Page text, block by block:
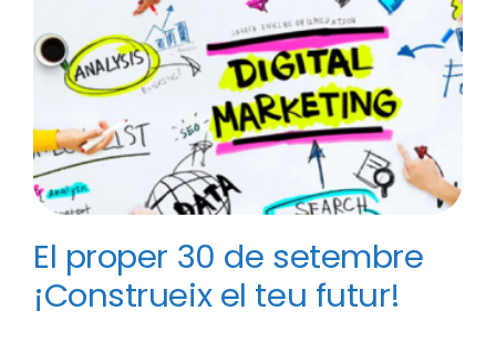
El proper 30 de setembre
¡Construeix el teu futur!